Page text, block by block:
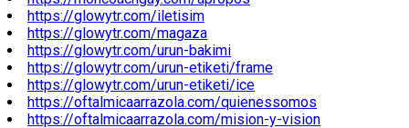
https://glowytr.com/iletisim
https://glowytr.com/magaza
https://glowytr.com/urun-bakimi
https://glowytr.com/urun-etiketi/frame
https://glowytr.com/urun-etiketi/ice
https://oftalmicaarrazola.com/quienessomos
https://oftalmicaarrazola.com/mision-y-vision